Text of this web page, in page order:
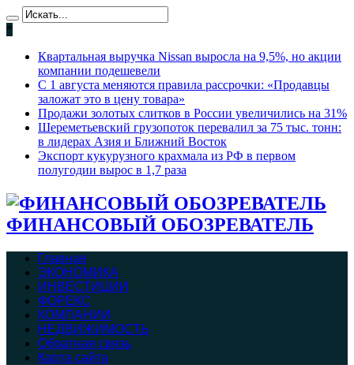
*
Квартальная выручка Nissan выросла на 9,5%, но акции
компании подешевели
С 1 августа меняются правила рассрочки: «Продавцы
заложат это в цену товара»
Продажи золотых слитков в России увеличились на 31%
Шереметьевский грузопоток перевалил за 75 тыс. тонн:
в лидерах Азия и Ближний Восток
Экспорт кукурузного крахмала из РФ в первом
полугодии вырос в 1,7 раза
ФИНАНСОВЫЙ ОБОЗРЕВАТЕЛЬ
Главная
ЭКОНОМИКА
ИНВЕСТИЦИИ
ФОРЕКС
КОМПАНИИ
НЕДВИЖИМОСТЬ
Обратная связь
Карта сайта